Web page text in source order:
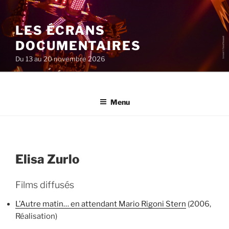
au
contenu
principal
LES ÉCRANS
DOCUMENTAIRES
Du 13 au 20 novembre 2026
Menu
Elisa Zurlo
Films diffusés
L’Autre matin… en attendant Mario Rigoni Stern (2006,
Réalisation)